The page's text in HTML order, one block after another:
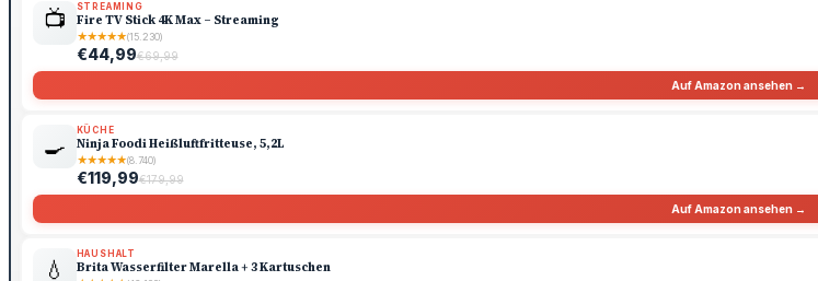
📺 STREAMING
Fire TV Stick 4K Max – Streaming
★★★★★(15.230)
€44,99€69,99
Auf Amazon ansehen →
🍳
KÜCHE
Ninja Foodi Heißluftfritteuse, 5,2L
★★★★★(8.740)
€119,99€179,99
Auf Amazon ansehen →
💧
HAUSHALT
Brita Wasserfilter Marella + 3 Kartuschen